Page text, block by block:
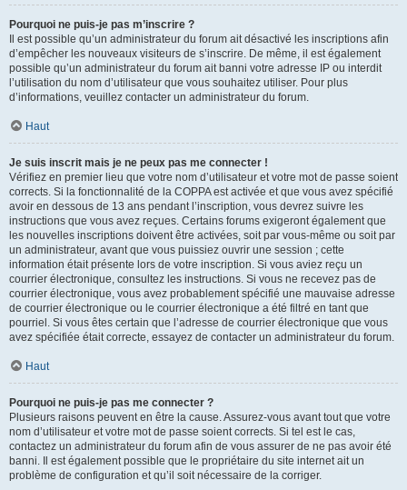
Pourquoi ne puis-je pas m’inscrire ?
Il est possible qu’un administrateur du forum ait désactivé les inscriptions afin
d’empêcher les nouveaux visiteurs de s’inscrire. De même, il est également
possible qu’un administrateur du forum ait banni votre adresse IP ou interdit
l’utilisation du nom d’utilisateur que vous souhaitez utiliser. Pour plus
d’informations, veuillez contacter un administrateur du forum.
Haut
Je suis inscrit mais je ne peux pas me connecter !
Vérifiez en premier lieu que votre nom d’utilisateur et votre mot de passe soient
corrects. Si la fonctionnalité de la COPPA est activée et que vous avez spécifié
avoir en dessous de 13 ans pendant l’inscription, vous devrez suivre les
instructions que vous avez reçues. Certains forums exigeront également que
les nouvelles inscriptions doivent être activées, soit par vous-même ou soit par
un administrateur, avant que vous puissiez ouvrir une session ; cette
information était présente lors de votre inscription. Si vous aviez reçu un
courrier électronique, consultez les instructions. Si vous ne recevez pas de
courrier électronique, vous avez probablement spécifié une mauvaise adresse
de courrier électronique ou le courrier électronique a été filtré en tant que
pourriel. Si vous êtes certain que l’adresse de courrier électronique que vous
avez spécifiée était correcte, essayez de contacter un administrateur du forum.
Haut
Pourquoi ne puis-je pas me connecter ?
Plusieurs raisons peuvent en être la cause. Assurez-vous avant tout que votre
nom d’utilisateur et votre mot de passe soient corrects. Si tel est le cas,
contactez un administrateur du forum afin de vous assurer de ne pas avoir été
banni. Il est également possible que le propriétaire du site internet ait un
problème de configuration et qu’il soit nécessaire de la corriger.